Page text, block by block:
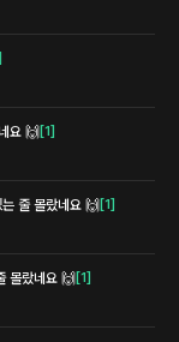
요 🙌 [1]
줄 몰랐네요 🙌 [1]
몰랐네요 🙌 [1]